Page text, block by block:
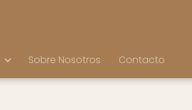
Sobre Nosotros Contacto